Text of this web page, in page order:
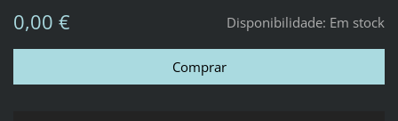
Disponibilidade: Em stock
0,00 €